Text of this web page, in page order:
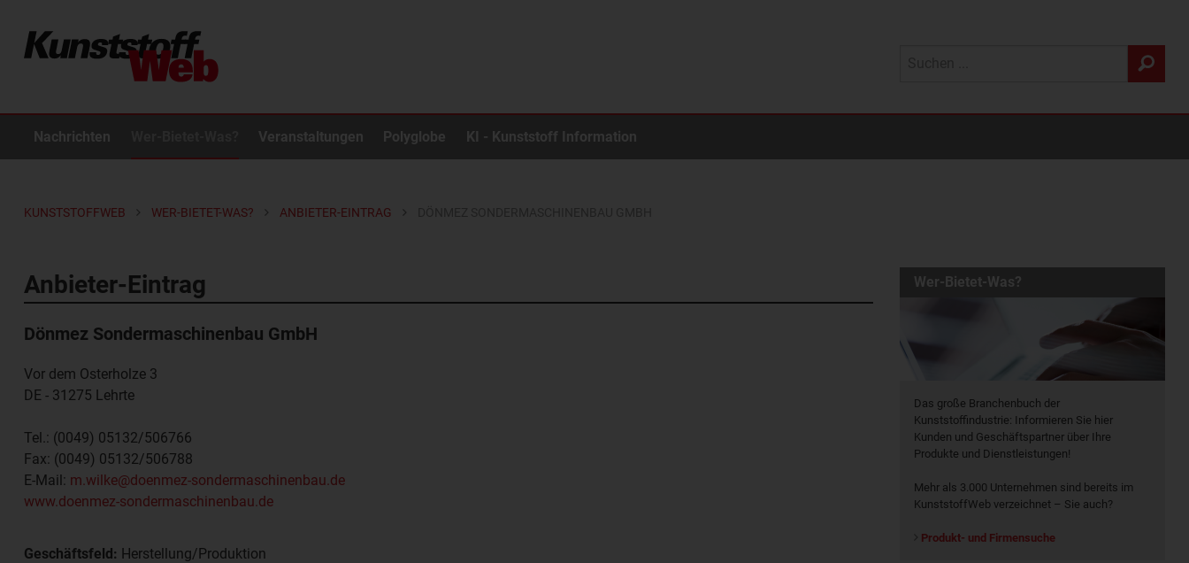
Nachrichten Veranstaltungen Polyglobe KI - Kunststoff Information
KUNSTSTOFFWEB WER-BIETET-WAS? ANBIETER-EINTRAG
Anbieter-Eintrag
Dönmez Sondermaschinenbau GmbH
Vor dem Osterholze 3
DE - 31275 Lehrte
Tel.: (0049) 05132/506766
Fax: (0049) 05132/506788
E-Mail: m.wilke@doenmez-sondermaschinenbau.de
www.doenmez-sondermaschinenbau.de
Geschäftsfeld: Herstellung/Produktion
Wer-Bietet-Was?
Das große Branchenbuch der
Kunststoffindustrie: Informieren Sie hier
Kunden und Geschäftspartner über Ihre
Produkte und Dienstleistungen!
Mehr als 3.000 Unternehmen sind bereits im
KunststoffWeb verzeichnet – Sie auch?
Produkt- und Firmensuche